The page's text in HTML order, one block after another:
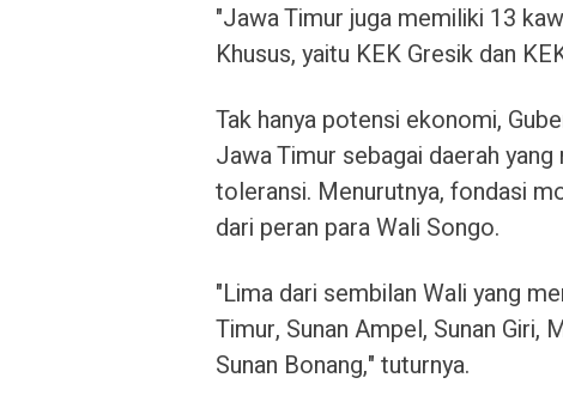
"Jawa Timur juga memiliki 13
Khusus, yaitu KEK Gresik dan
Tak hanya potensi ekonomi,
Jawa Timur sebagai daerah
toleransi. Menurutnya, fondasi
dari peran para Wali Songo.
"Lima dari sembilan Wali yang
Timur, Sunan Ampel, Sunan Giri,
Sunan Bonang," tuturnya.